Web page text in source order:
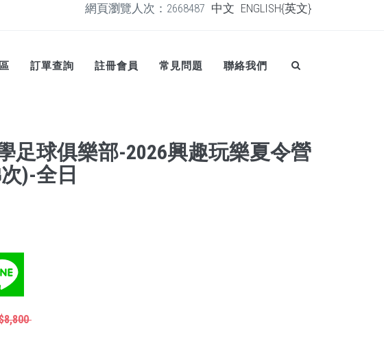
網頁瀏覽人次：2668487 中文 ENGLISH{英文}
訂單查詢 註冊會員 常見問題 聯絡我們
足球俱樂部-2026興趣玩樂夏令營
)-全日